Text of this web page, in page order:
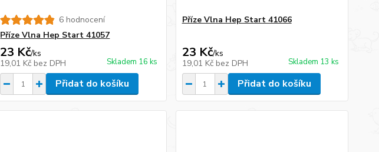
6 hodnocení
Příze Vlna Hep Start 41057
23 Kč/ks
19,01 Kč bez DPH Skladem 16 ks
Přidat do košíku
Příze Vlna Hep Start 41066
23 Kč/ks
19,01 Kč bez DPH Skladem 13 ks
Přidat do košíku